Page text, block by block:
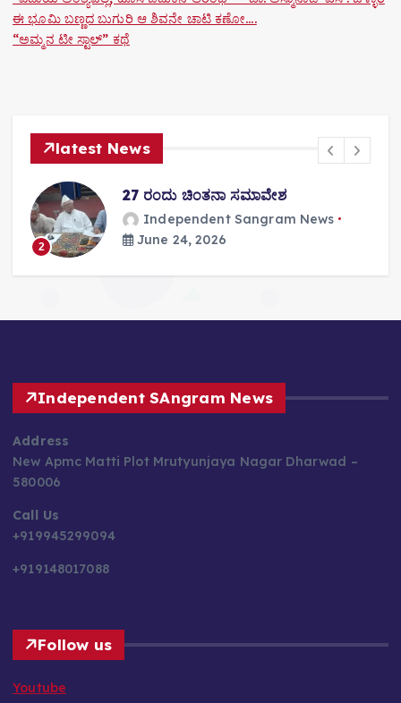
ಈ ಭೂಮಿ ಬಣ್ಣದ ಬುಗುರಿ ಆ ಶಿವನೇ ಚಾಟಿ ಕಣೋ….
“ಅಮ್ಮನ ಟೀ ಸ್ಟಾಲ್” ಕಥೆ
latest News
“ವಿದಾಯ ಅಂತ್ಯವಲ್ಲ, ಹೊಸ ಬದುಕಿನ
ಆರಂಭ” – ಡಾ. ಅಸ್ಮಾನಾಜ್ ಎಸ್. ಬೆಳ್ಳಾರಿ
Independent Sangram News
Independent SAngram News
Address
New Apmc Matti Plot Mrutyunjaya Nagar Dharwad –
Call Us
Follow us